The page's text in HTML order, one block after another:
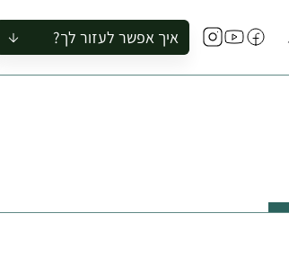
איך אפשר לעזור לך?
להזמין סיור לקבוצה
לתאם ביקור בצריף